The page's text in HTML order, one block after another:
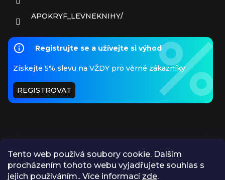
Tento web používá soubory cookie. Dalším
procházením tohoto webu vyjadřujete souhlas s
jejich používáním.. Více informací zde.
APOKRYF_LEVNEKNIHY/
Registrujte se a užívejte si výhod
Získejte 5% slevu na VŽDY pro věrné zákazníky
REGISTROVAT
PŘIJÍMÁME ONLINE PLATBY